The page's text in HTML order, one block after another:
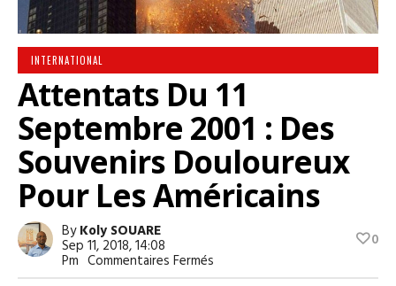
INTERNATIONAL
Attentats Du 11
Septembre 2001 : Des
Souvenirs Douloureux
Pour Les Américains
ByKoly SOUARE
Sep 11, 2018, 14:08
Pm Commentaires Fermés
Attentats
0